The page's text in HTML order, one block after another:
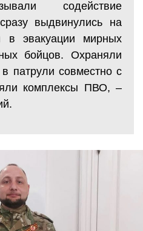
содействие
выдвинулись на
в эвакуации мирных
бойцов. Охраняли
патрули совместно с
комплексы ПВО, –